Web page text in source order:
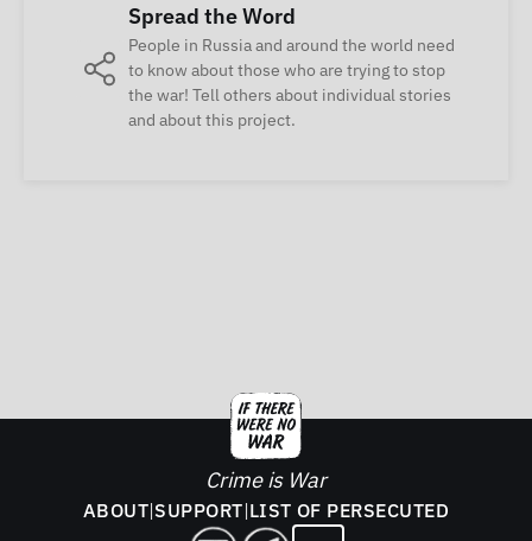
Spread the Word
People in Russia and around the world need
to know about those who are trying to stop
the war! Tell others about individual stories
and about this project.
Crime is War
ABOUT|SUPPORT|LIST OF PERSECUTED